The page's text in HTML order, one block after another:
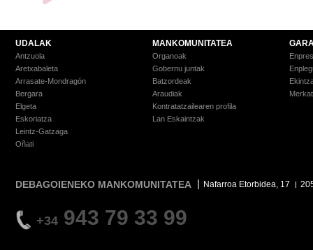
UDALAK
Antzuola
Aretxabaleta
Arrasate-Mondragón
Bergara
Elgeta
Eskoriatza
Leintz-Gatzaga
Oñati
MANKOMUNITATEA
Organoak
Gobernu juntak
Batzordeak
Araudiak
Kontratatzailearen profila
Lan Eskaintzak
DEBAGOIENEKO MANKOMUNITATEA Nafarroa Etorbidea, 17
+34 943 79 33 99